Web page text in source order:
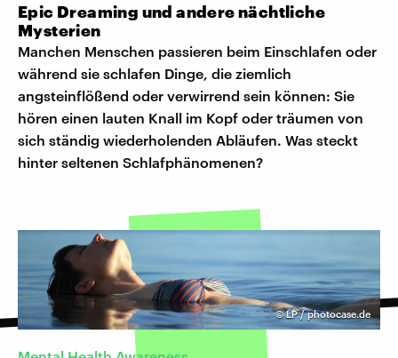
Epic Dreaming und andere nächtliche
Mysterien
Manchen Menschen passieren beim Einschlafen oder
während sie schlafen Dinge, die ziemlich
angsteinflößend oder verwirrend sein können: Sie
hören einen lauten Knall im Kopf oder träumen von
sich ständig wiederholenden Abläufen. Was steckt
hinter seltenen Schlafphänomenen?
©LP / photocase.de